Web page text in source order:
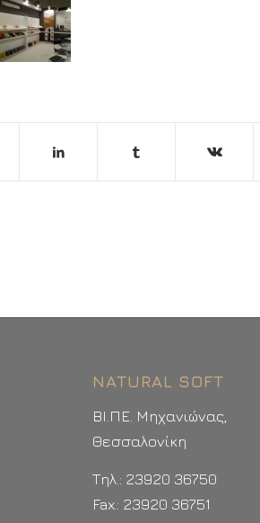
NATURAL SOFT
ΒΙ.ΠΕ. Μηχανιώνας,
Θεσσαλονίκη
Τηλ.: 23920 36750
Fax.: 23920 36751